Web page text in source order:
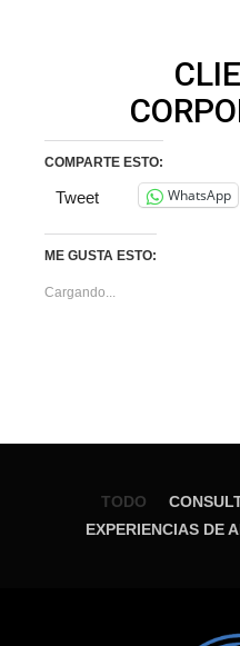
COMPARTE ESTO:
Tweet WhatsApp
ME GUSTA ESTO:
Cargando...
TODO
EXPERIENCIAS DE